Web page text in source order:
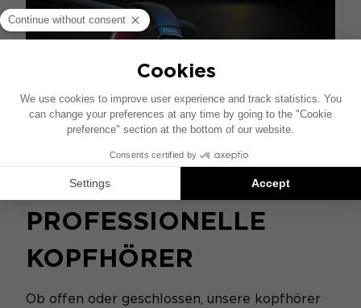
PROFESSIONELLE
KOPFHÖRER
Ob offen oder geschlossen, unsere kopfhörer